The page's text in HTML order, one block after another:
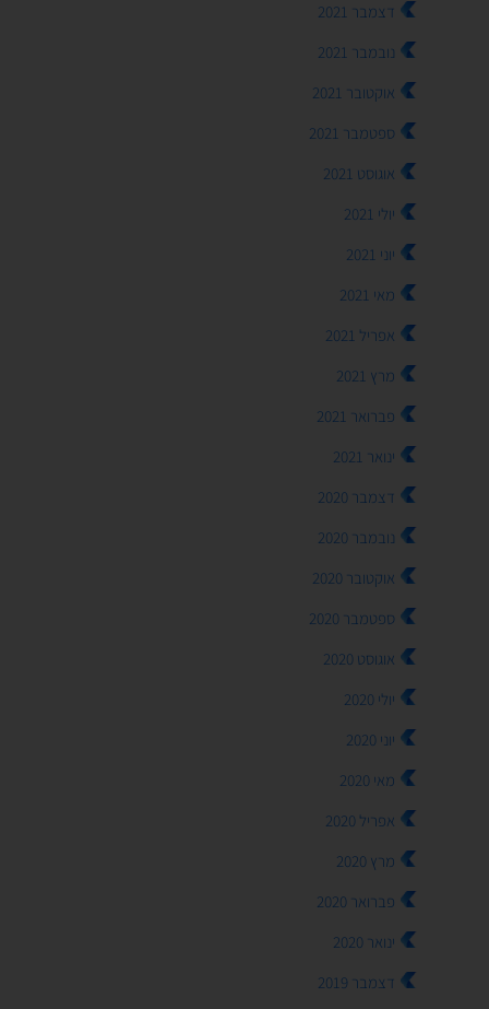
דצמבר 2021
נובמבר 2021
אוקטובר 2021
ספטמבר 2021
אוגוסט 2021
יולי 2021
יוני 2021
מאי 2021
אפריל 2021
מרץ 2021
פברואר 2021
ינואר 2021
דצמבר 2020
נובמבר 2020
אוקטובר 2020
ספטמבר 2020
אוגוסט 2020
יולי 2020
יוני 2020
מאי 2020
אפריל 2020
מרץ 2020
פברואר 2020
ינואר 2020
דצמבר 2019